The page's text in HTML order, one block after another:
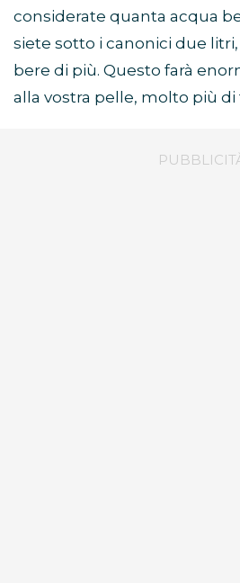
considerate quanta acqua
siete sotto i canonici due
bere di più. Questo farà
alla vostra pelle, molto più